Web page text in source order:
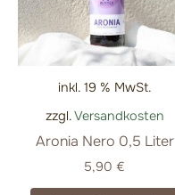
inkl. 19 % MwSt.
zzgl.Versandkosten
Aronia Nero 0,5 Liter
5,90 €